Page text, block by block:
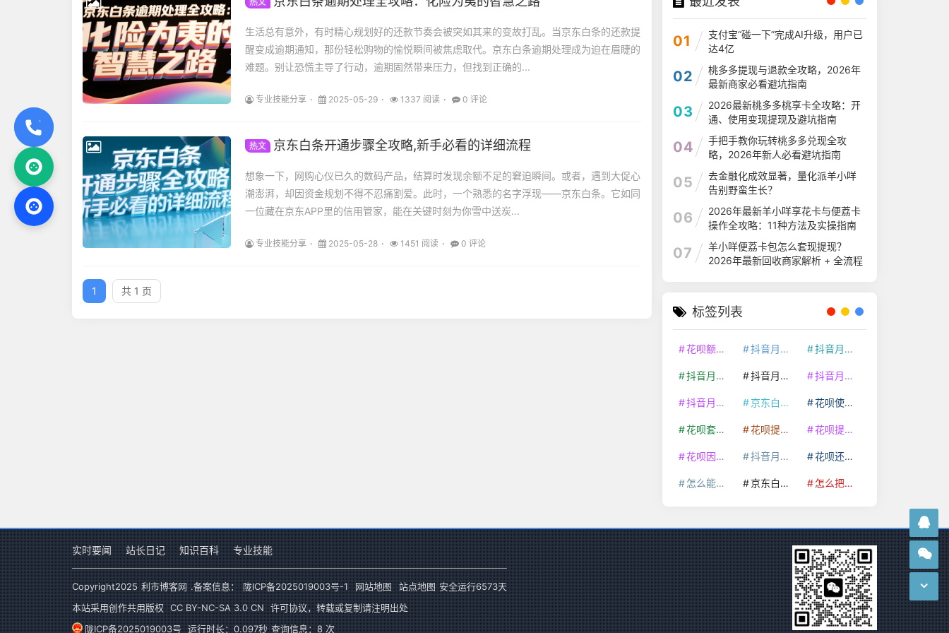
生活总有意外，有时精心规划好的还款节奏会被突如其来的变故打乱。当京东白条的还款提
醒变成逾期通知，那份轻松购物的愉悦瞬间被焦虑取代。京东白条逾期处理成为迫在眉睫的
难题。别让恐慌主导了行动，逾期固然带来压力，但找到正确的...
专业技能分享 2025-05-29 1337 阅读 0 评论
热文 京东白条开通步骤全攻略,新手必看的详细流程
想象一下，网购心仪已久的数码产品，结算时发现余额不足的窘迫瞬间。或者，遇到大促心
潮澎湃，却因资金规划不得不忍痛割爱。此时，一个熟悉的名字浮现——京东白条。它如同
一位藏在京东APP里的信用管家，能在关键时刻为你雪中送炭...
专业技能分享 2025-05-28 1451 阅读 0 评论
1 共 1 页
01
支付宝“碰一下”完成AI升级，用户已
达4亿
02
桃多多提现与退款全攻略，2026年
最新商家必看避坑指南
03
2026最新桃多多桃享卡全攻略：开
通、使用变现提现及避坑指南
04
手把手教你玩转桃多多兑现全攻
略，2026年新人必看避坑指南
05
去金融化成效显著，量化派羊小咩
告别野蛮生长？
06
2026年最新羊小咩享花卡与便荔卡
操作全攻略：11种方法及实操指南
07
羊小咩便荔卡包怎么套现提现？
2026年最新回收商家解析 + 全流程
标签列表
花呗额度提升 抖音月付套现24小时接单 抖音月付套现怎么套
抖音月付套现多少手续费 抖音月付套现商家有哪些 抖音月付套现30秒技巧
抖音月付套现最新方法 京东白条额度提升 花呗使用技巧
花呗套取现金最佳方法 花呗提额技巧 花呗提现怎么操作
花呗因为套现被限额了这种情况要多久才会好 抖音月付套现秒回100起 花呗还款技巧
怎么能把京东白条额度钱套出来 京东白条套出来手续费多少 怎么把京东白条的钱取出来
实时要闻 站长日记 知识百科 专业技能
Copyright2025 利市博客网 .备案信息： 陇ICP备2025019003号-1 网站地图 站点地图 安全运行6573天
本站采用创作共用版权 CC BY-NC-SA 3.0 CN 许可协议，转载或复制请注明出处
陇ICP备2025019003号 运行时长：0.097秒 查询信息：8 次